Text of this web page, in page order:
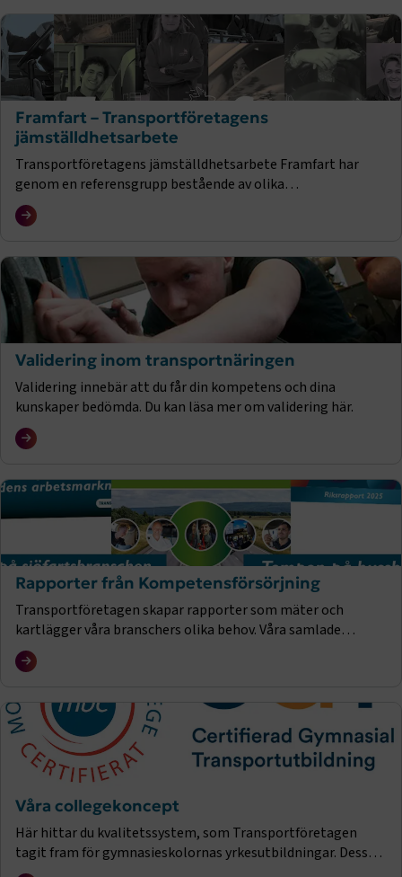
Framfart – Transportföretagens
jämställdhetsarbete
Transportföretagens jämställdhetsarbete Framfart har
genom en referensgrupp bestående av olika
medlemsföretag utvecklat flera konkreta verktyg för
jämställdhet med start 2021.
Validering inom transportnäringen
Validering innebär att du får din kompetens och dina
kunskaper bedömda. Du kan läsa mer om validering här.
Rapporter från Kompetensförsörjning
Transportföretagen skapar rapporter som mäter och
kartlägger våra branschers olika behov. Våra samlade
rapporter hittar du här.
Våra collegekoncept
Här hittar du kvalitetssystem, som Transportföretagen
tagit fram för gymnasieskolornas yrkesutbildningar. Dessa
är CGT (Certifierad Gymnasial Transportutbildning), MBC